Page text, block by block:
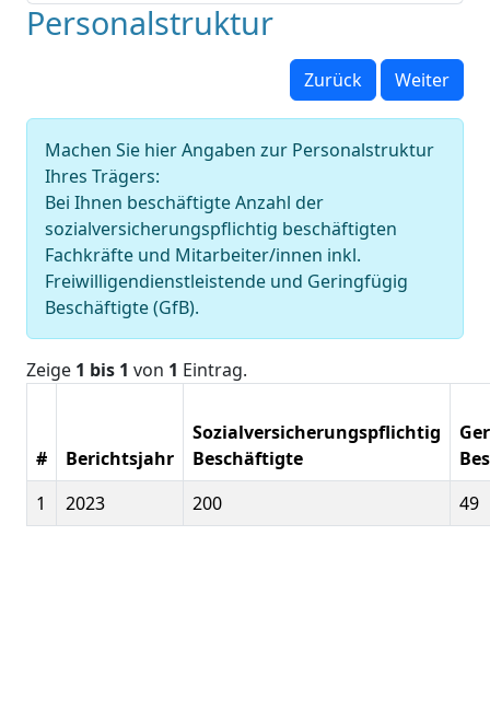
Personalstruktur
Zurück Weiter
Machen Sie hier Angaben zur Personalstruktur
Ihres Trägers:
Bei Ihnen beschäftigte Anzahl der
sozialversicherungspflichtig beschäftigten
Fachkräfte und Mitarbeiter/innen inkl.
Freiwilligendienstleistende und Geringfügig
Beschäftigte (GfB).
Zeige 1 bis 1 von 1 Eintrag.
# Berichtsjahr
Sozialversicherungspflichtig
Beschäftigte
1
2023 200 49